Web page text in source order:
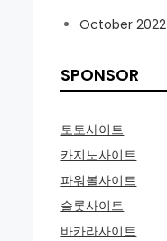
October 2022
SPONSOR
토토사이트
카지노사이트
파워볼사이트
슬롯사이트
바카라사이트